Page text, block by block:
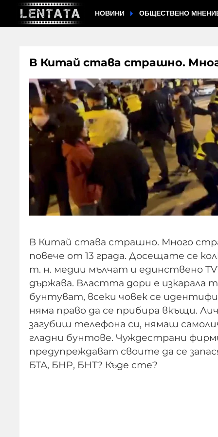
НОВИНИ ОБЩЕСТВЕНО
В Китай става страшно.
В Китай става страшно. Много
повече от 13 града. Досещате се
т. н. медии мълчат и единствено
държава. Властта дори е
бунтуват, всеки човек се
няма право да се прибира вкъщи.
загубиш телефона си, нямаш
гладни бунтове. Чуждестрани
предупреждават своите да се
БТА, БНР, БНТ? Къде сте?